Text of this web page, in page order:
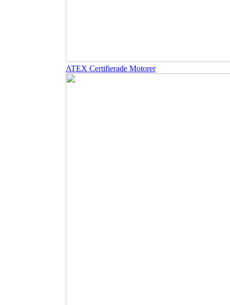
ATEX Certifierade Motorer